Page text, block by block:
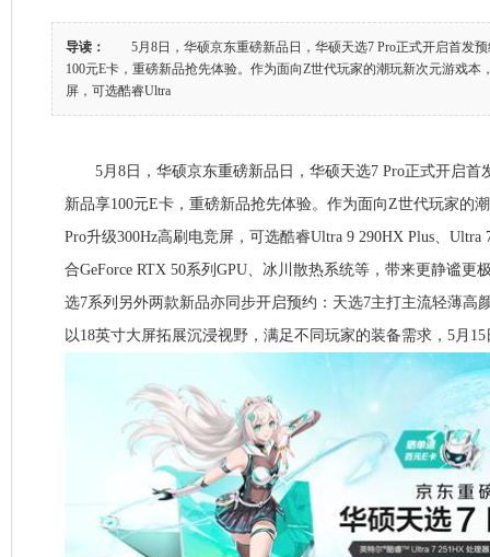
导读：
5月8日，华硕京东重磅新品日，华硕天选7 Pro正式开启首发预
100元E卡，重磅新品抢先体验。作为面向Z世代玩家的潮玩新次元游戏本
屏，可选酷睿Ultra
5月8日，华硕京东重磅新品日，华硕天选7 Pro正式开启首
新品享100元E卡，重磅新品抢先体验。作为面向Z世代玩家的
Pro升级300Hz高刷电竞屏，可选酷睿Ultra 9 290HX Plus、Ultra
合GeForce RTX 50系列GPU、冰川散热系统等，带来更静谧更
选7系列另外两款新品亦同步开启预约：天选7主打主流轻薄高
以18英寸大屏拓展沉浸视野，满足不同玩家的装备需求，5月